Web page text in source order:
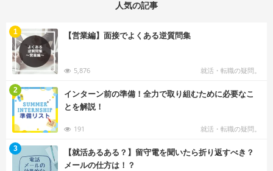
人気の記事
【営業編】面接でよくある逆質問集
5,876 就活・転職の疑問。
1
インターン前の準備！全力で取り組むために必要なこ
とを解説！
191 就活・転職の疑問。
2
【就活あるある？】留守電を聞いたら折り返すべき？
メールの仕方は！？
3